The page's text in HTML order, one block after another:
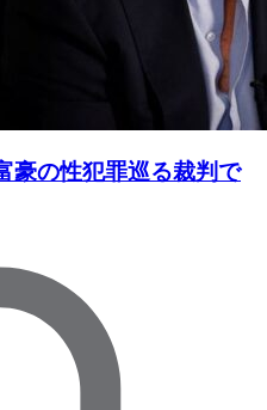
豪の性犯罪巡る裁判で